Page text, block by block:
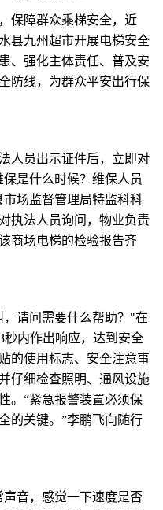
障群众乘梯安全，近
县九州超市开展电梯安全
、强化主体责任、普及安
防线，为群众平安出行保
员出示证件后，立即对
是什么时候？维保人员
场监督管理局特监科科
执法人员询问，物业负责
商场电梯的检验报告齐
请问需要什么帮助？"在
内作出响应，达到安全
的使用标志、安全注意事
仔细检查照明、通风设施
。“紧急报警装置必须保
的关键。”李鹏飞向随行
音，感觉一下速度是否